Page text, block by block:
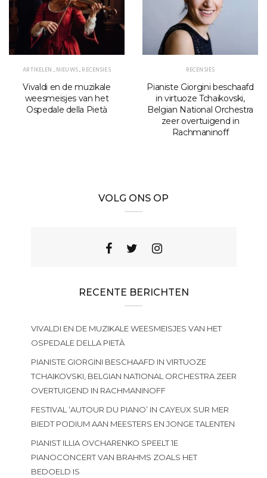
ARTIKELEN ,NIEUWS,RECENSIES
Vivaldi en de muzikale
weesmeisjes van het
Ospedale della Pietà
RECENSIES
Pianiste Giorgini beschaafd
in virtuoze Tchaikovski,
Belgian National Orchestra
zeer overtuigend in
Rachmaninoff
VOLG ONS OP
RECENTE BERICHTEN
VIVALDI EN DE MUZIKALE WEESMEISJES VAN HET
OSPEDALE DELLA PIETÀ
PIANISTE GIORGINI BESCHAAFD IN VIRTUOZE
TCHAIKOVSKI, BELGIAN NATIONAL ORCHESTRA ZEER
OVERTUIGEND IN RACHMANINOFF
FESTIVAL ‘AUTOUR DU PIANO’ IN CAYEUX SUR MER
BIEDT PODIUM AAN MEESTERS EN JONGE TALENTEN
PIANIST ILLIA OVCHARENKO SPEELT 1E
PIANOCONCERT VAN BRAHMS ZOALS HET
BEDOELD IS